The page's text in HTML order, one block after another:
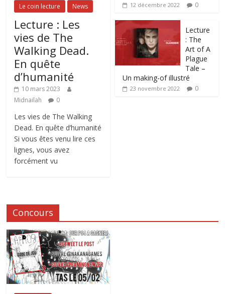
Le coin lecture News
Lecture : Les
vies de The
Walking Dead.
En quête
d’humanité
10 mars 2023
Midnailah
0
Les vies de The Walking
Dead. En quête d’humanité
Si vous êtes venu lire ces
lignes, vous avez
forcément vu
12 décembre 2022 0
Lecture
: The
Art of A
Plague
Tale –
Un making-of illustré
23 novembre 2022 0
Concours